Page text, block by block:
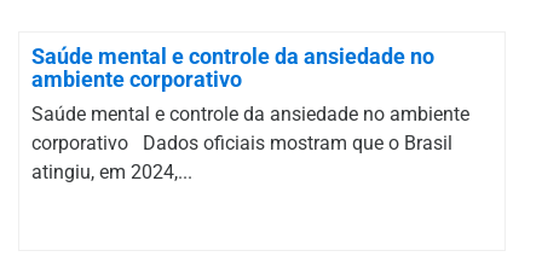
Saúde mental e controle da ansiedade no
ambiente corporativo
Saúde mental e controle da ansiedade no ambiente
corporativo Dados oficiais mostram que o Brasil
atingiu, em 2024,...